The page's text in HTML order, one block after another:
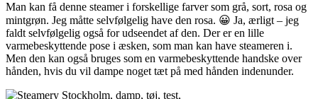
Man kan få denne steamer i forskellige farver som grå, sort, rosa og
mintgrøn. Jeg måtte selvfølgelig have den rosa. 😀 Ja, ærligt – jeg
faldt selvfølgelig også for udseendet af den. Der er en lille
varmebeskyttende pose i æsken, som man kan have steameren i.
Men den kan også bruges som en varmebeskyttende handske over
hånden, hvis du vil dampe noget tæt på med hånden indenunder.